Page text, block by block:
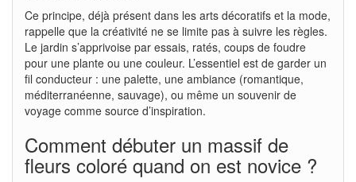
Ce principe, déjà présent dans les arts décoratifs et la mode,
rappelle que la créativité ne se limite pas à suivre les règles.
Le jardin s’apprivoise par essais, ratés, coups de foudre
pour une plante ou une couleur. L’essentiel est de garder un
fil conducteur : une palette, une ambiance (romantique,
méditerranéenne, sauvage), ou même un souvenir de
voyage comme source d’inspiration.
Comment débuter un massif de
fleurs coloré quand on est novice ?